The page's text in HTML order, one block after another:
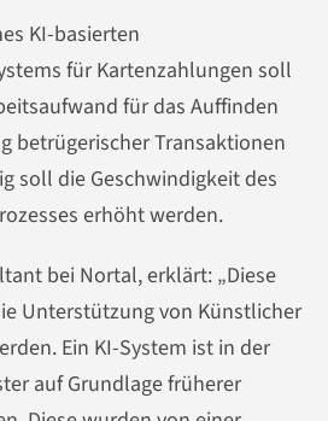
KI-basierten
für Kartenzahlungen soll
für das Auffinden
betrügerischer Transaktionen
soll die Geschwindigkeit des
erhöht werden.
bei Nortal, erklärt: „Diese
Unterstützung von Künstlicher
Ein KI-System ist in der
auf Grundlage früherer